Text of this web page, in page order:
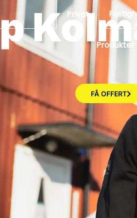
Privat
Produkter
FÅ OFFERT